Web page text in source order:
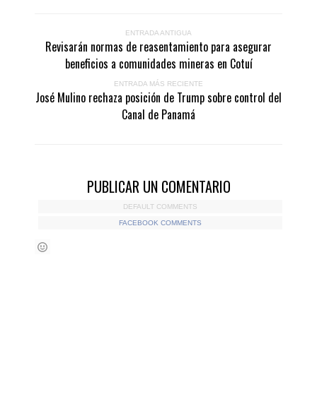
ENTRADA ANTIGUA
Revisarán normas de reasentamiento para asegurar
beneficios a comunidades mineras en Cotuí
ENTRADA MÁS RECIENTE
José Mulino rechaza posición de Trump sobre control del
Canal de Panamá
PUBLICAR UN COMENTARIO
DEFAULT COMMENTS
FACEBOOK COMMENTS